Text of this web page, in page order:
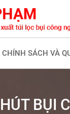
CHÍNH SÁCH VÀ
BỤI